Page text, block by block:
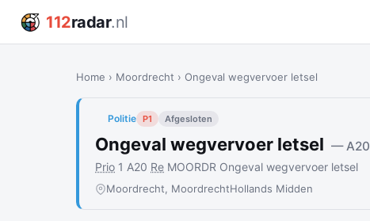
112radar.nl
Home › Moordrecht › Ongeval wegvervoer letsel
Politie P1 Afgesloten
Ongeval wegvervoer letsel — A20
Prio 1 A20 Re MOORDR Ongeval wegvervoer letsel
Moordrecht, MoordrechtHollands Midden